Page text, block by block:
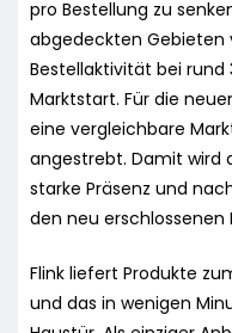
pro Bestellung zu
abgedeckten Gebieten
Bestellaktivität bei rund
Marktstart. Für die
eine vergleichbare
angestrebt. Damit wird
starke Präsenz und
den neu erschlossenen
Flink liefert Produkte
und das in wenigen